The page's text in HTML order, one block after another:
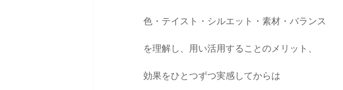
色・テイスト・シルエット・素材・バランス
を理解し、用い活用することのメリット、
効果をひとつずつ実感してからは